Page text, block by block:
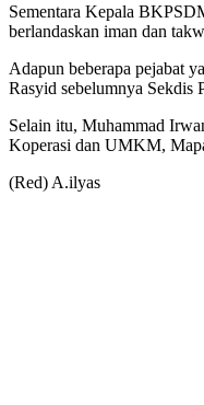
Sementara Kepala
berlandaskan iman dan
Adapun beberapa pejabat
Rasyid sebelumnya Sekdis
Selain itu, Muhammad
Koperasi dan UMKM,
(Red) A.ilyas